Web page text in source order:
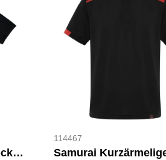
Skill Pro Workwear Pocket Polo
114467